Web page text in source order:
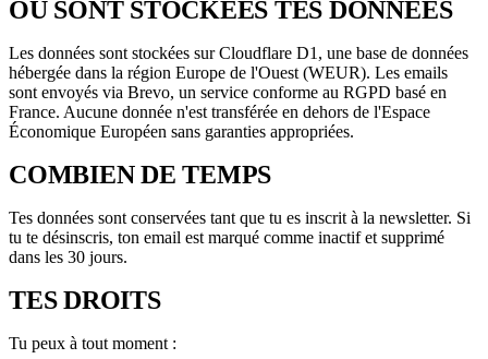
OÙ SONT STOCKÉES TES DONNÉES
Les données sont stockées sur Cloudflare D1, une base de données
hébergée dans la région Europe de l'Ouest (WEUR). Les emails
sont envoyés via Brevo, un service conforme au RGPD basé en
France. Aucune donnée n'est transférée en dehors de l'Espace
Économique Européen sans garanties appropriées.
COMBIEN DE TEMPS
Tes données sont conservées tant que tu es inscrit à la newsletter. Si
tu te désinscris, ton email est marqué comme inactif et supprimé
dans les 30 jours.
TES DROITS
Tu peux à tout moment :